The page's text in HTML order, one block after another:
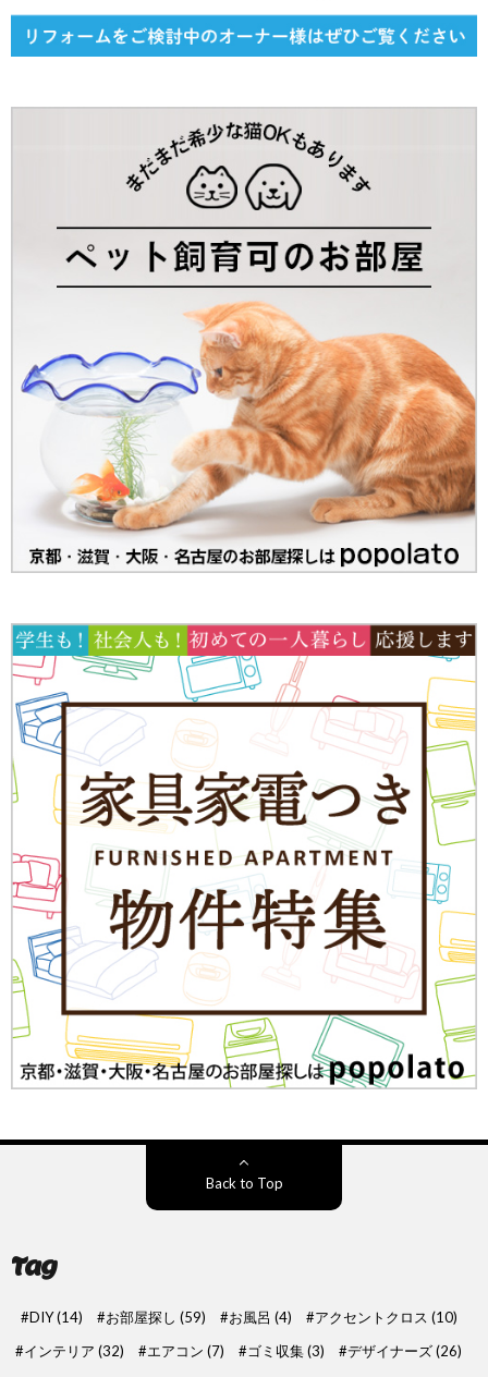
Back to Top
Tag
DIY(14) お部屋探し (59) お風呂 (4) アクセントクロス (10)
インテリア (32) エアコン (7) ゴミ収集(3) デザイナーズ(26)